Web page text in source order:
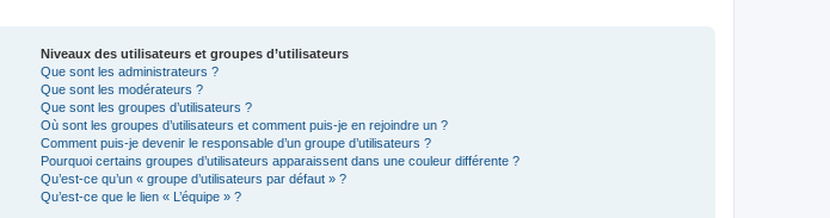
Niveaux des utilisateurs et groupes d’utilisateurs
Que sont les administrateurs ?
Que sont les modérateurs ?
Que sont les groupes d’utilisateurs ?
Où sont les groupes d’utilisateurs et comment puis-je en rejoindre un ?
Comment puis-je devenir le responsable d’un groupe d’utilisateurs ?
Pourquoi certains groupes d’utilisateurs apparaissent dans une couleur différente ?
Qu’est-ce qu’un « groupe d’utilisateurs par défaut » ?
Qu’est-ce que le lien « L’équipe » ?